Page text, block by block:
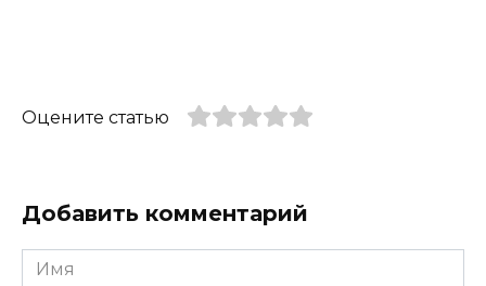
Оцените статью
Добавить комментарий
Имя